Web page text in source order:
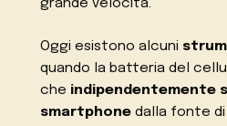
grande velocità.
Oggi esistono alcuni
quando la batteria del
che indipendentemente
smartphone dalla fonte di